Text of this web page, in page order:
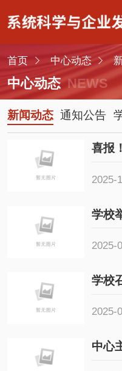
首页 中心动态
中心动态 NEWS
新闻动态 通知公告
2025-
2025-
2025-